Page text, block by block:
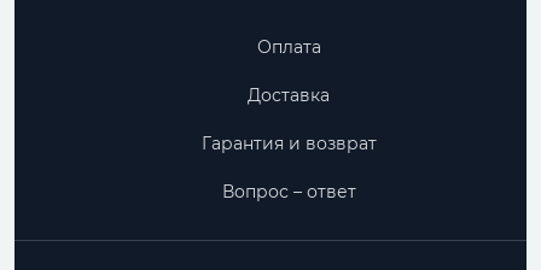
Оплата
Доставка
Гарантия и возврат
Вопрос – ответ